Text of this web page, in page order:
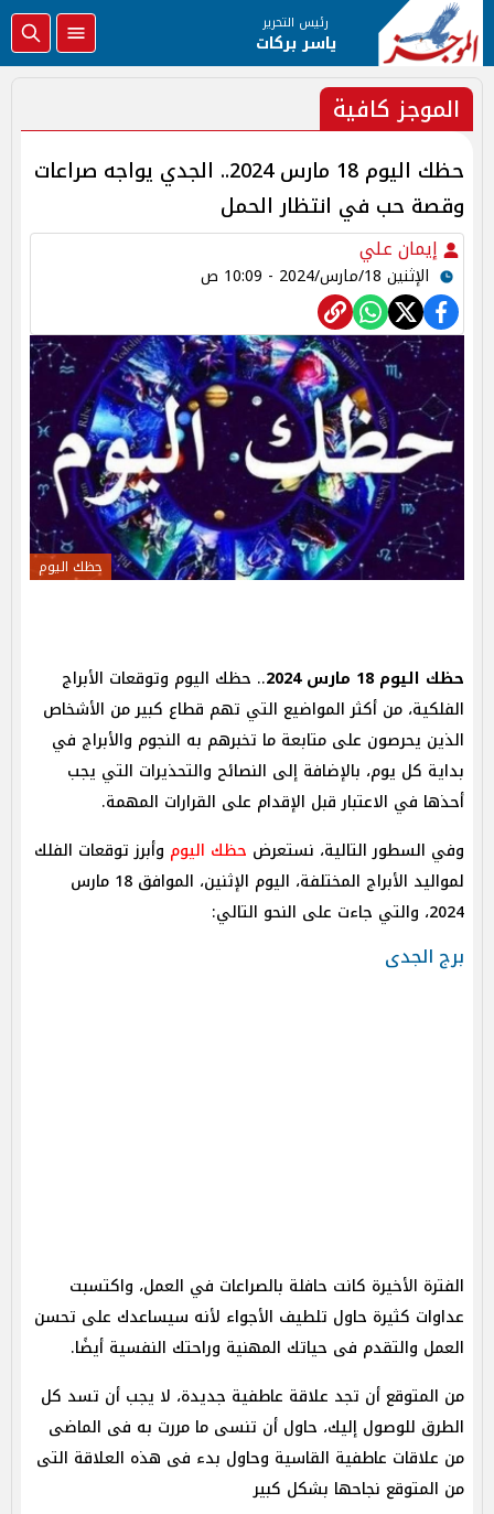
رئيس التحرير
ياسر بركات
الموجز كافية
حظك اليوم 18 مارس 2024.. الجدي يواجه صراعات
وقصة حب في انتظار الحمل
إيمان علي
الإثنين 18/مارس/2024 - 10:09 ص
حظك اليوم
حظك اليوم 18 مارس 2024
.. حظك اليوم وتوقعات الأبراج
الفلكية، من أكثر المواضيع التي تهم قطاع كبير من الأشخاص
الذين يحرصون على متابعة ما تخبرهم به النجوم والأبراج في
بداية كل يوم، بالإضافة إلى النصائح والتحذيرات التي يجب
أحذها في الاعتبار قبل الإقدام على القرارات المهمة.
وفي السطور التالية، نستعرض حظك اليوم وأبرز توقعات الفلك
لمواليد الأبراج المختلفة، اليوم الإثنين، الموافق 18 مارس
2024، والتي جاءت على النحو التالي:
برج الجدى
الفترة الأخيرة كانت حافلة بالصراعات في العمل، واكتسبت
عداوات كثيرة حاول تلطيف الأجواء لأنه سيساعدك على تحسن
العمل والتقدم فى حياتك المهنية وراحتك النفسية أيضًا.
من المتوقع أن تجد علاقة عاطفية جديدة، لا يجب أن تسد كل
الطرق للوصول إليك، حاول أن تنسى ما مررت به فى الماضى
من علاقات عاطفية القاسية وحاول بدء فى هذه العلاقة التى
من المتوقع نجاحها بشكل كبير